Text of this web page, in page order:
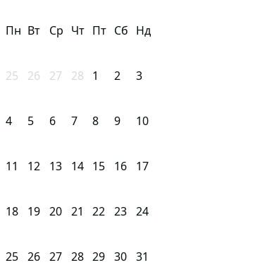
Пн Вт Ср Чт Пт Сб Нд
25 26 27 28 1 2 3
4 5 6 7 8 9 10
11 12 13 14 15 16 17
18 19 20 21 22 23 24
25 26 27 28 29 30 31